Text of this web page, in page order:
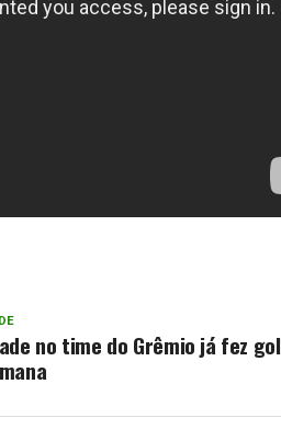
no time do Grêmio já fez gol